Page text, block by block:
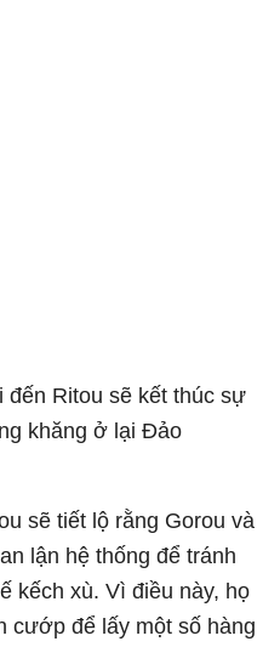
đến Ritou sẽ kết thúc sự
khăng ở lại Đảo
sẽ tiết lộ rằng Gorou và
lận hệ thống để tránh
kếch xù. Vì điều này, họ
cướp để lấy một số hàng